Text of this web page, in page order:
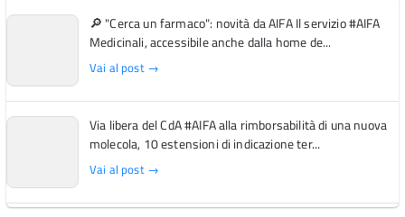
🔎 "Cerca un farmaco": novità da AIFA Il servizio #AIFA
Medicinali, accessibile anche dalla home de...
Vai al post →
Via libera del CdA #AIFA alla rimborsabilità di una nuova
molecola, 10 estensioni di indicazione ter...
Vai al post →